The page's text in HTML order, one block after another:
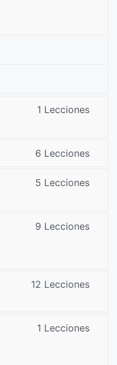
1 Lecciones
6 Lecciones
5 Lecciones
9 Lecciones
12 Lecciones
1 Lecciones